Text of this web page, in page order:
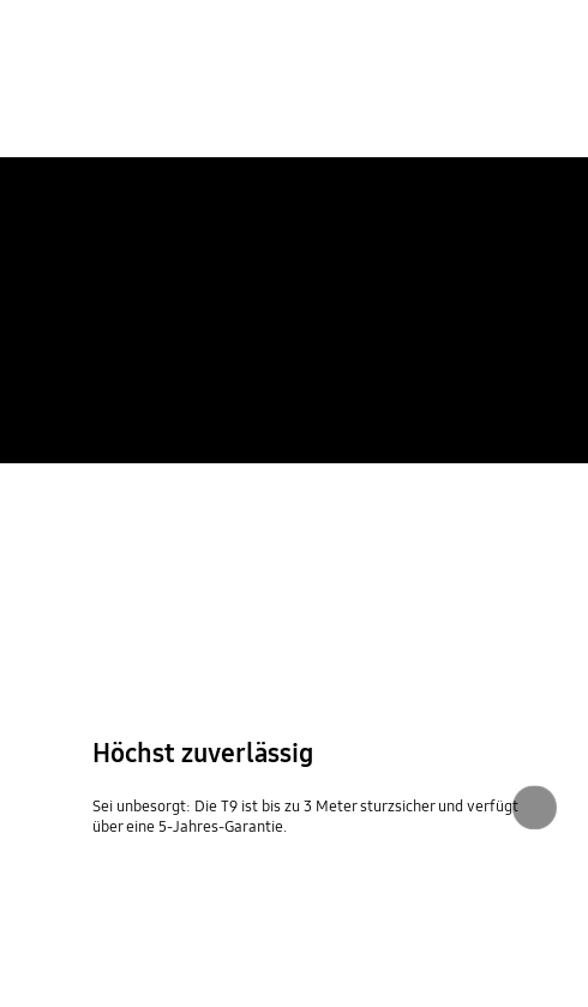
Höchst zuverlässig
Sei unbesorgt: Die T9 ist bis zu 3 Meter sturzsicher und verfügt
über eine 5-Jahres-Garantie.